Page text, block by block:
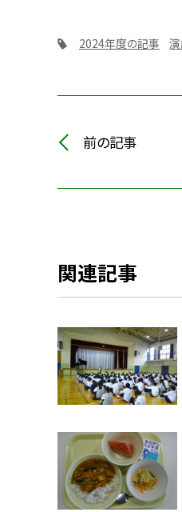
2024年度の記事
前の記事
関連記事